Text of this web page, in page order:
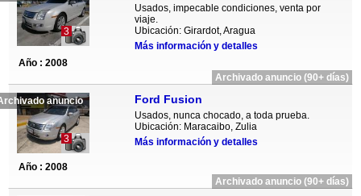
3
Usados, impecable condiciones, venta por
viaje.
Ubicación: Girardot, Aragua
Más información y detalles
Año : 2008
Archivado anuncio (90+ días)
anuncio
3
Ford Fusion
Usados, nunca chocado, a toda prueba.
Ubicación: Maracaibo, Zulia
Más información y detalles
Año : 2008
Archivado anuncio (90+ días)